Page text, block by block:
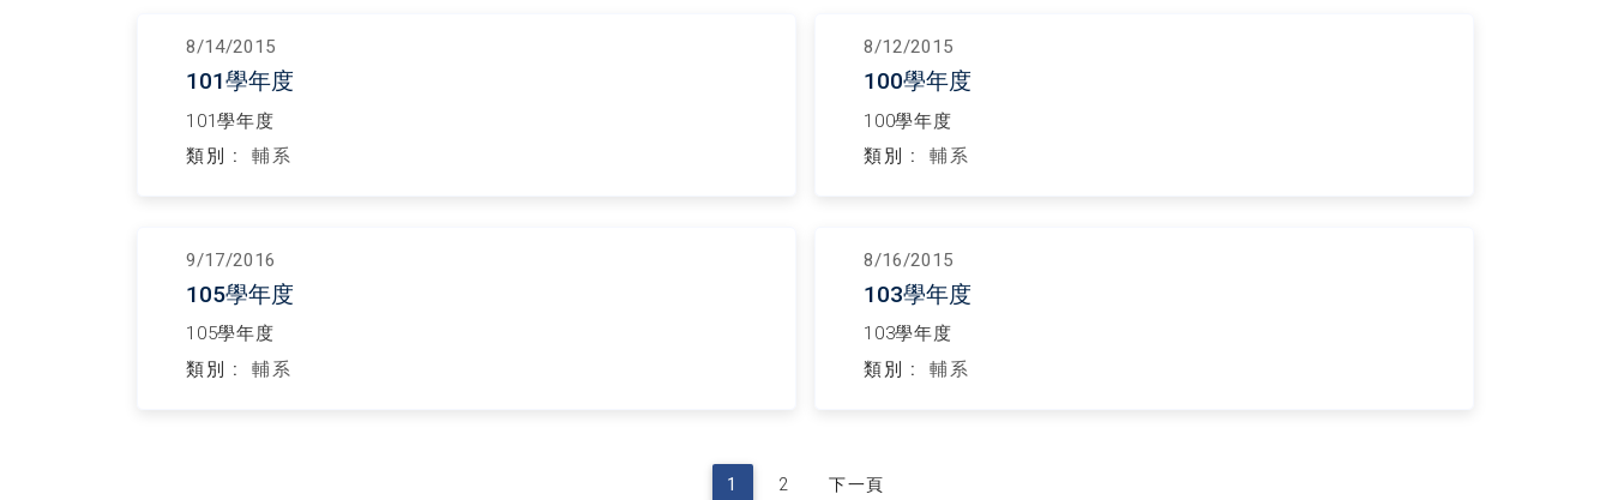
8/14/2015
101學年度
101學年度
類別 :
輔系
8/12/2015
100學年度
100學年度
類別 :
輔系
9/17/2016
105學年度
105學年度
類別 :
輔系
8/16/2015
103學年度
103學年度
類別 :
輔系
1 2 下一頁